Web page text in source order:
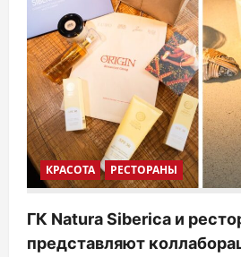
КРАСОТА РЕСТОРАНЫ
ГК Natura Siberica и
представляют